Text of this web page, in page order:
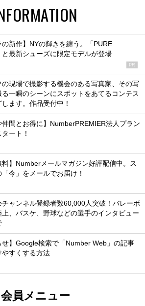
の新作】NYの輝きを纏う。「PURE
と最新シューズに限定モデルが登場
PR
の現場で撮影する機会のある写真家、その写
る一瞬のシーンにスポットをあてるコンテス
します。作品受付中！
仲間とお得に】NumberPREMIER法人プラン
ート！
料】Numberメールマガジン好評配信中。ス
今」をメールでお届け！
チャンネル登録者数60,000人突破！バレーボ
上、バスケ、野球などの選手のインタビュー
せ】Google検索で「Number Web」の記事
やすくする方法
会員メニュー